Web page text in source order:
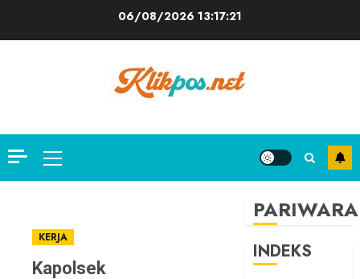
06/08/2026 13:17:21
Primary
Menu
KERJA
Kapolsek
PARIWARA
INDEKS